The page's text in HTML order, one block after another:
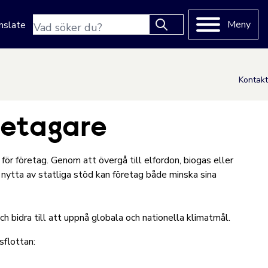
Sökfras
Meny
Kontakt
företag. Genom att övergå till elfordon, biogas eller
av statliga stöd kan företag både minska sina
bidra till att uppnå globala och nationella klimatmål.